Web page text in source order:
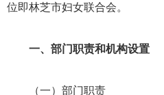
位即林芝市妇女联合会。
一、部门职责和机构设置
（一）部门职责